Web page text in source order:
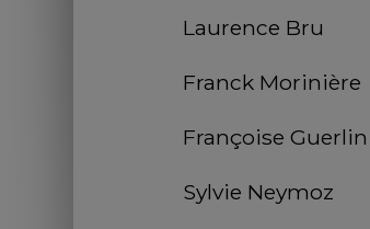
Laurence Bru
Franck Morinière
Françoise Guerlin
Sylvie Neymoz